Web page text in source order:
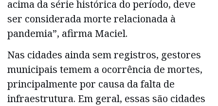
acima da série histórica do período, deve
ser considerada morte relacionada à
pandemia”, afirma Maciel.
Nas cidades ainda sem registros, gestores
municipais temem a ocorrência de mortes,
principalmente por causa da falta de
infraestrutura. Em geral, essas são cidades